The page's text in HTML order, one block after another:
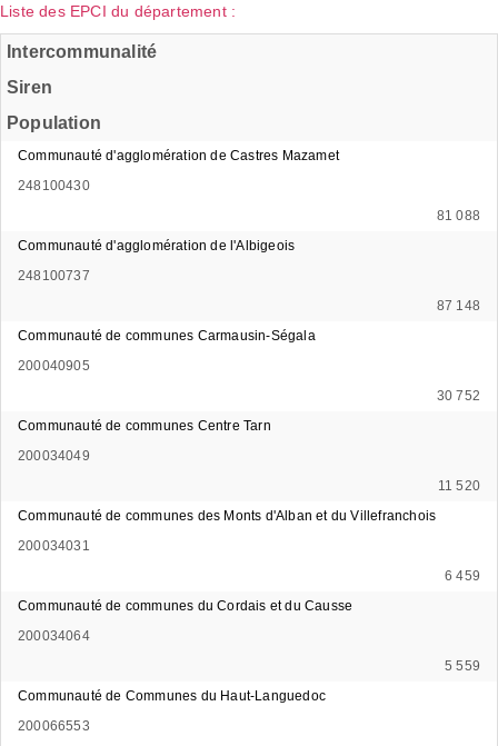
Liste des EPCI du département :
Intercommunalité
Siren
Population
Communauté d'agglomération de Castres Mazamet
248100430
81 088
Communauté d'agglomération de l'Albigeois
248100737
87 148
Communauté de communes Carmausin-Ségala
200040905
30 752
Communauté de communes Centre Tarn
200034049
11 520
Communauté de communes des Monts d'Alban et du Villefranchois
200034031
6 459
Communauté de communes du Cordais et du Causse
200034064
5 559
Communauté de Communes du Haut-Languedoc
200066553